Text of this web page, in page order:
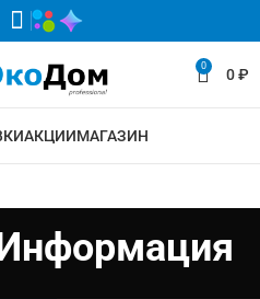
0 0₽
АКЦИИМАГАЗИН